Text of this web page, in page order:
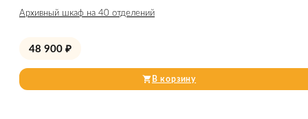
Архивный шкаф на 40 отделений
48 900 ₽
В корзину